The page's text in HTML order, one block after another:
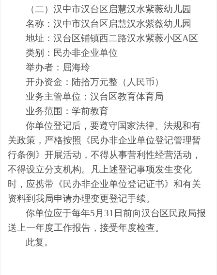
（二）汉中市汉台区启慧汉水紫薇幼儿园
名称：汉中市汉台区启慧汉水紫薇幼儿园
地址：汉台区铺镇西二路汉水紫薇小区A区
类别：民办非企业单位
举办者： 屈海玲
开办资金： 陆拾万元整（人民币）
业务主管单位：汉台区教育体育局
业务范围：学前教育
你单位登记后，要遵守国家法律、法规和有
关政策，严格按照《民办非企业单位登记管理暂
行条例》开展活动，不得从事营利性经营活动，
不得设立分支机构。凡上述登记事项发生变化
时，应携带《民办非企业单位登记证书》和有关
资料到我局申请办理变更登记手续。
你单位应于每年5 月 31 日前向汉台区民政局报
送上一年度工作报告，接受年度检查。
此复。